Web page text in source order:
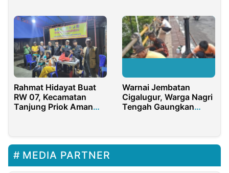
Rahmat Hidayat Buat
RW 07, Kecamatan
Tanjung Priok Aman
Warnai Jembatan
Cigalugur, Warga Nagri
Tengah Gaungkan
MEDIA PARTNER